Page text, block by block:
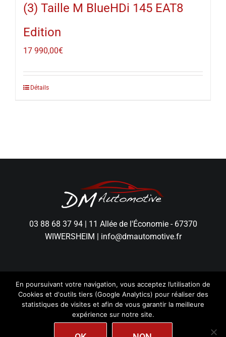
(3) Taille M BlueHDi 145 EAT8
Edition
17 990,00€
Détails
03 88 68 37 94| 11 Allée de l'Économie - 67370
WIWERSHEIM | info@dmautomotive.fr
DM Automotive - Tous droits réservés.Mentions
En poursuivant votre navigation, vous acceptez l’utilisation de
Cookies et d'outils tiers (Google Analytics) pour réaliser des
statistiques de visites et afin de vous garantir la meilleure
expérience sur notre site.